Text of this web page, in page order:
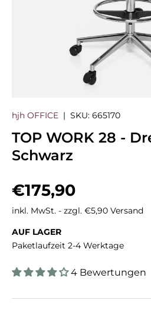
hjh OFFICE | SKU: 665170
TOP WORK 28 -
Schwarz
Normaler Preis
€175,90
inkl. MwSt. - zzgl. €5,90 Versand
AUF LAGER
Paketlaufzeit 2-4 Werktage
4 Bewertungen